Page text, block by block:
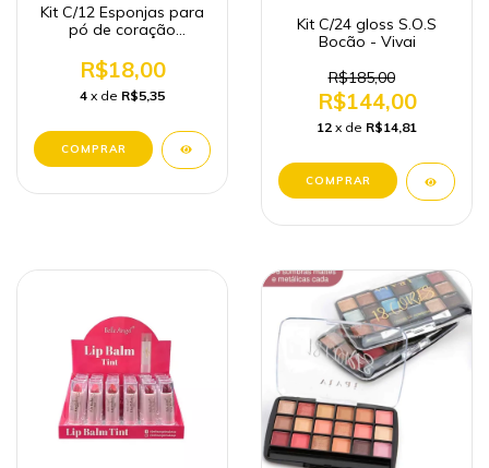
Kit C/12 Esponjas para
pó de coração
R$18,00
4 x de R$5,35
Kit C/24 gloss S.O.S
Bocão - Vivai
R$185,00
R$144,00
12 x de R$14,81